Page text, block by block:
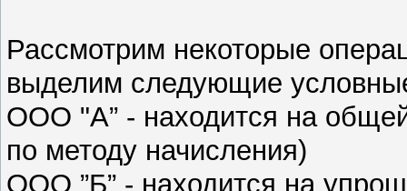
Рассмотрим некоторые
выделим следующие
ООО "А” - находится на
по методу начисления)
ООО ”Б” - находится на